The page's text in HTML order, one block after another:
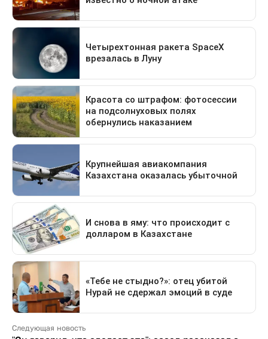
Следующая новость